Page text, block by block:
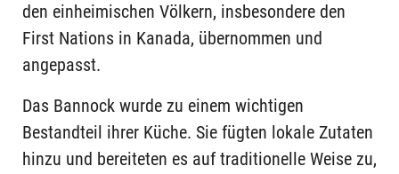
den einheimischen Völkern, insbesondere den
First Nations in Kanada, übernommen und
angepasst.
Das Bannock wurde zu einem wichtigen
Bestandteil ihrer Küche. Sie fügten lokale Zutaten
hinzu und bereiteten es auf traditionelle Weise zu,